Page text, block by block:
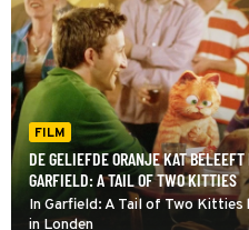
FILM
DE GELIEFDE ORANJE KAT
GARFIELD: A TAIL OF TWO KITTIES
In Garfield: A Tail of Two
in Londen